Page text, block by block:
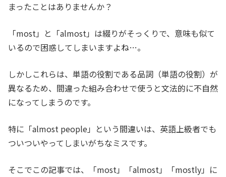
まったことはありませんか？
「most」と「almost」は綴りがそっくりで、意味も似て
いるので困惑してしまいますよね…。
しかしこれらは、単語の役割である品詞（単語の役割）が
異なるため、間違った組み合わせで使うと文法的に不自然
になってしまうのです。
特に「almost people」という間違いは、英語上級者でも
ついついやってしまいがちなミスです。
そこでこの記事では、「most」「almost」「mostly」に